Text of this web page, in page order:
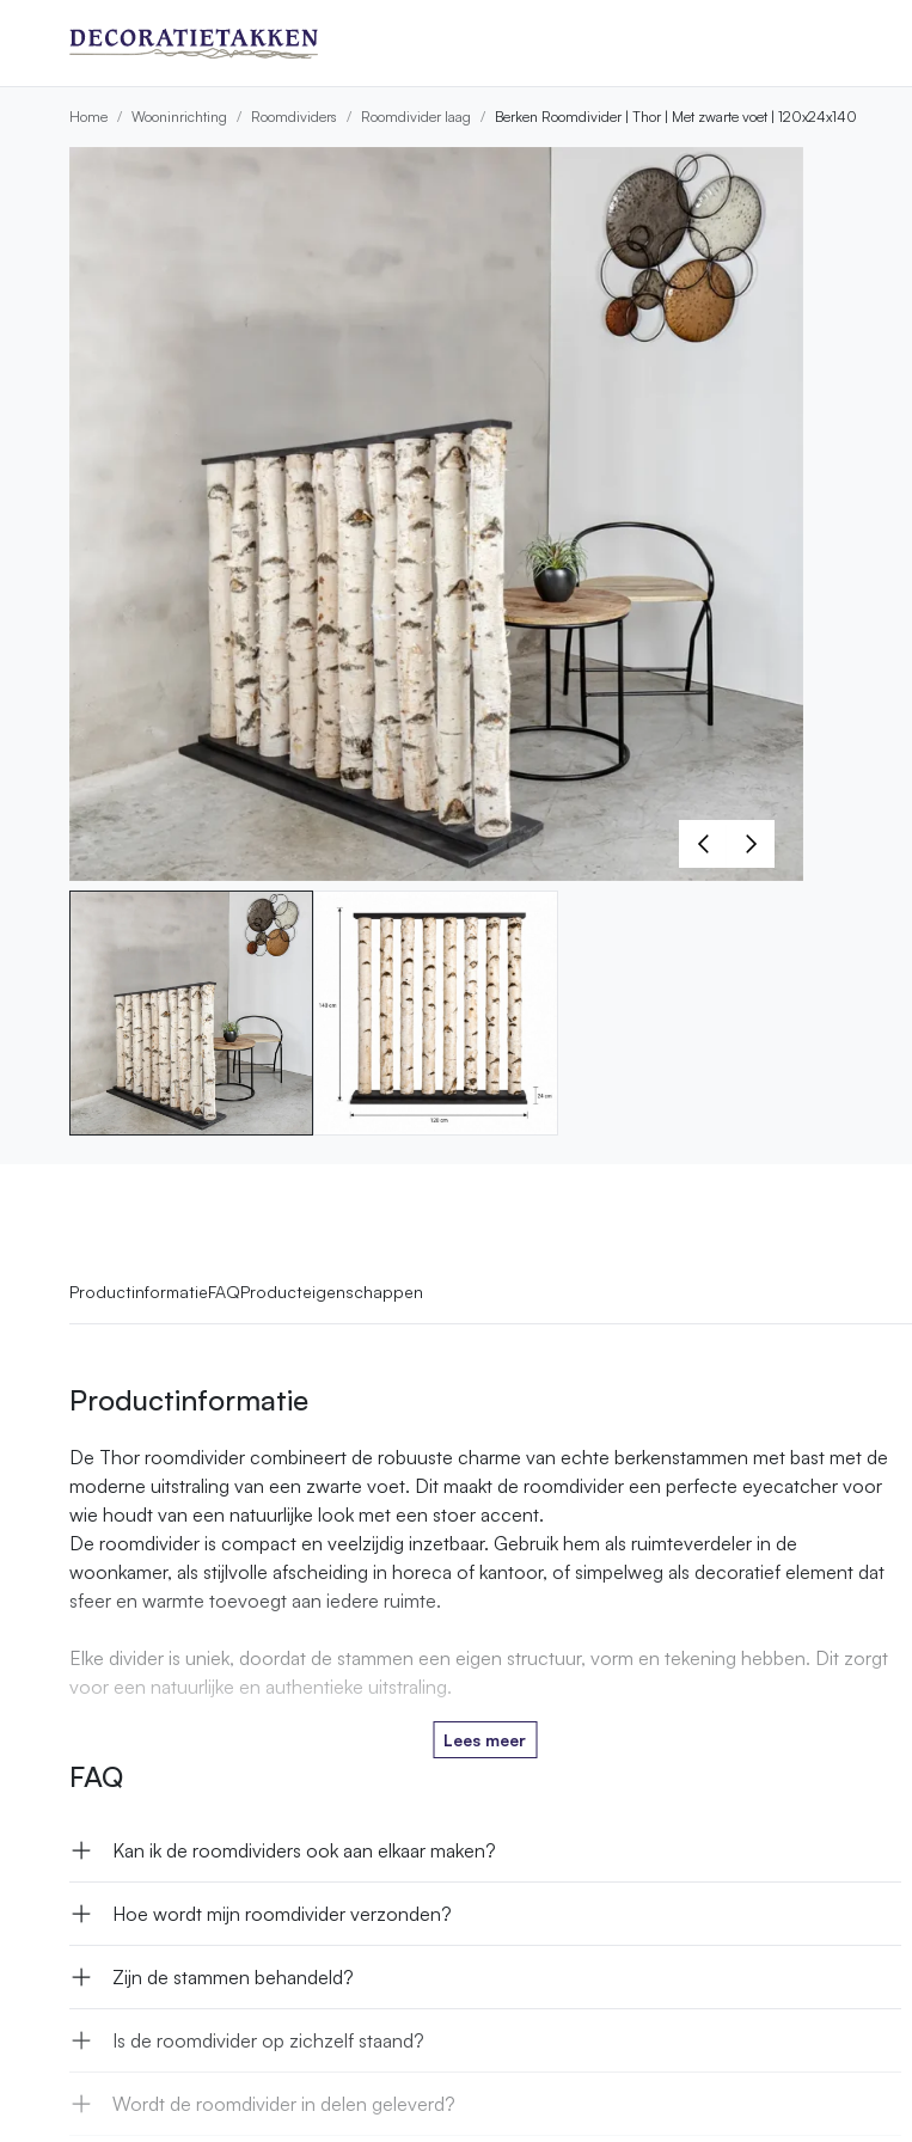
Home Wooninrichting Roomdividers Roomdivider laag Berken Roomdivider | Thor | Met zwarte voet | 120x24x140
ProductinformatieFAQProducteigenschappen
Productinformatie
De Thor roomdivider combineert de robuuste charme van echte berkenstammen met bast met de
moderne uitstraling van een zwarte voet. Dit maakt de roomdivider een perfecte eyecatcher voor
wie houdt van een natuurlijke look met een stoer accent.
De roomdivider is compact en veelzijdig inzetbaar. Gebruik hem als ruimteverdeler in de
woonkamer, als stijlvolle afscheiding in horeca of kantoor, of simpelweg als decoratief element dat
sfeer en warmte toevoegt aan iedere ruimte.
Elke divider is uniek, doordat de stammen een eigen structuur, vorm en tekening hebben. Dit zorgt
voor een natuurlijke en authentieke uitstraling.
Lees meer
FAQ
Kan ik de roomdividers ook aan elkaar maken?
Hoe wordt mijn roomdivider verzonden?
Zijn de stammen behandeld?
Is de roomdivider op zichzelf staand?
Wordt de roomdivider in delen geleverd?